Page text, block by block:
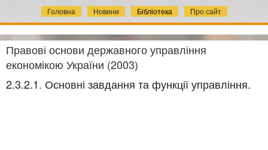
Головна Новини Бібліотека Про сайт
Правові основи державного управління
економікою України (2003)
2.3.2.1. Основні завдання та функції управління.